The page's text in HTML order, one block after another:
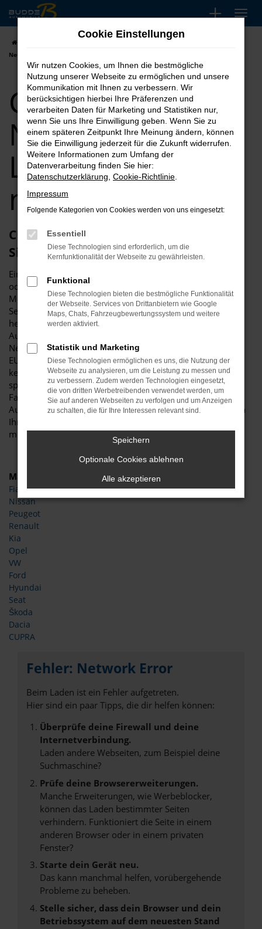
Zum
Hauptinhalt
springen
CUPRA Terramar
Neuwagen | Lieferservice nach Essen
CUPRA Terramar
Neuwagen |
Lieferservice
nach Essen
CUPRA Terramar Neuwagen – wählen
Sie Erstklassigkeit für Essen
Ein CUPRA Terramar Neuwagen ist erstklassig, ob in Essen
oder an jedem beliebigen anderen Ort. In der aktuellen
Modellgeneration ist das Fahrzeug innerhalb seines
Segments kaum zu übertreffen und bietet zudem ein
herausragendes Preis-Leistungs-Niveau. Wir von Budde
Automobile bieten Ihnen sowohl CUPRA Terramar
Neuwagen für Essen als auch günstige EU-Neuwagen und
EU-Reimporte. Sie brauchen hinsichtlich der Qualität
keinerlei Abstriche hinzunehmen und steigen zu einem
spürbar niedrigeren Preis in Ihr neues Fahrzeug. Als
Familienbetrieb mit mehr als 25 Jahren Erfahrung im
Autobereich beraten wir Sie gern ausführlich und erläutern
Ihnen alle Pluspunkte, die ein CUPRA Terramar Neuwagen
mit sich bringt.
Marken
Fiat
Nissan
Peugeot
Renault
Kia
Opel
VW
Ford
Hyundai
Seat
Škoda
Dacia
CUPRA
Fehler: Network Error
Beim Laden ist ein Fehler aufgetreten.
Hier sind ein paar Tipps, die dir helfen können:
Überprüfe deine Firewall und deine
Internetverbindung.
Laden andere Webseiten, zum Beispiel deine
Suchmaschine?
Prüfe deine Browsererweiterungen.
Manche Erweiterungen, wie Werbeblocker,
können das Laden bestimmter Seiten
verhindern. Funktioniert die Seite in einem
anderen Browser oder in einem privaten
Fenster?
Starte dein Gerät neu.
Das kann manchmal helfen, vorübergehende
Probleme zu beheben.
Stelle sicher, dass dein Browser und dein
Betriebssystem auf dem neuesten Stand
Cookie Einstellungen
Wir nutzen Cookies, um Ihnen die bestmögliche
Nutzung unserer Webseite zu ermöglichen und unsere
Kommunikation mit Ihnen zu verbessern. Wir
berücksichtigen hierbei Ihre Präferenzen und
verarbeiten Daten für Marketing und Statistiken nur,
wenn Sie uns Ihre Einwilligung geben. Wenn Sie zu
einem späteren Zeitpunkt Ihre Meinung ändern, können
Sie die Einwilligung jederzeit für die Zukunft widerrufen.
Weitere Informationen zum Umfang der
Datenverarbeitung finden Sie hier:
Datenschutzerklärung Cookie-Richtlinie
Impressum
Folgende Kategorien von Cookies werden von uns eingesetzt:
Essentiell
Diese Technologien sind erforderlich, um die
Kernfunktionalität der Webseite zu gewährleisten.
Funktional
Diese Technologien bieten die bestmögliche Funktionalität
der Webseite. Services von Drittanbietern wie Google
Maps, Chats, Fahrzeugbewertungssystem und weitere
werden aktiviert.
Statistik und Marketing
Diese Technologien ermöglichen es uns, die Nutzung der
Webseite zu analysieren, um die Leistung zu messen und
zu verbessern. Zudem werden Technologien eingesetzt,
die von dritten Werbetreibenden verwendet werden, um
Sie auf anderen Webseiten zu verfolgen und um Anzeigen
zu schalten, die für Ihre Interessen relevant sind.
Speichern
Optionale Cookies ablehnen
Alle akzeptieren